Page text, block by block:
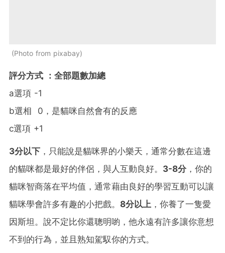
Photo from pixabay
評分方式 ：全部題數加總
a選項 -1
b選相 0，是貓咪自然會有的反應
c選項 +1
3分以下 ，只能說是貓咪界的小樂天，通常分數在這邊
的貓咪都是最好的伴侶，與人互動良好。 3-8分 ，你的
貓咪智商落在平均值，通常藉由良好的學習互動可以讓
貓咪學會許多有趣的小把戲。 8分以上 ，你養了一隻愛
因斯坦。說不定比你還聰明喲，他永遠有許多讓你意想
不到的行為，並且熟知駕馭你的方式。